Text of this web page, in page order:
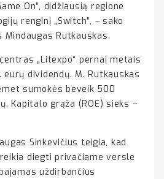
On”, didžiausią regione
renginį „Switch“, – sako
Mindaugas Rutkauskas.
„Litexpo“ pernai metais
dividendų. M. Rutkauskas
sumokės beveik 500
Kapitalo grąža (ROE) sieks –
Sinkevičius teigia, kad
diegti privačiame versle
uždirbančius